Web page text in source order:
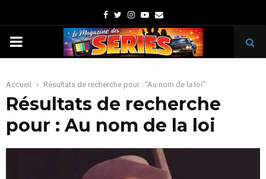
Facebook
TwitterInstagram
Youtube
Email
PRIMARY
Accueil Résultats de recherche pour : "Au nom de la loi"
Résultats de recherche
pour : Au nom de la loi